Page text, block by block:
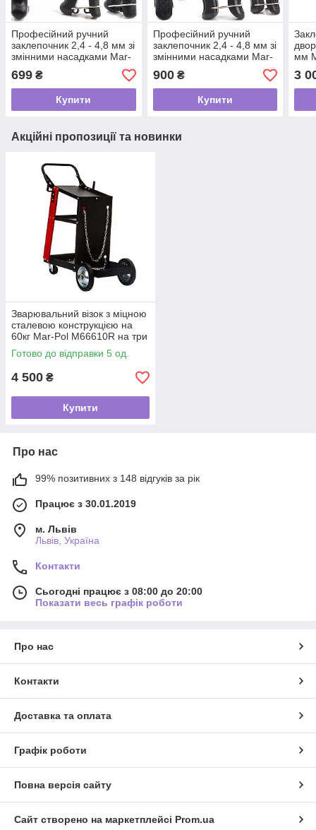
Професійний ручний
заклепочник 2,4 - 4,8 мм зі
змінними насадками Mar-
Pol M49582
699 ₴
Купити
Професійний ручний
заклепочник 2,4 - 4,8 мм зі
змінними насадками Mar-
Pol M49583
900₴
Купити
мм
3
Акційні пропозиції та новинки
Зварювальний візок з міцною
сталевою конструкцією на
60кг Mar-Pol M66610R на три
полиці
Готово до відправки 5 од.
4 500 ₴
Купити
Про нас
99% позитивних з 148 відгуків за рік
Працює з 30.01.2019
м. Львів
Львів, Україна
Контакти
Сьогодні працює з 08:00 до 20:00
Показати весь графік роботи
Про нас
Контакти
Доставка та оплата
Графік роботи
Повна версія сайту
Сайт створено на маркетплейсі Prom.ua